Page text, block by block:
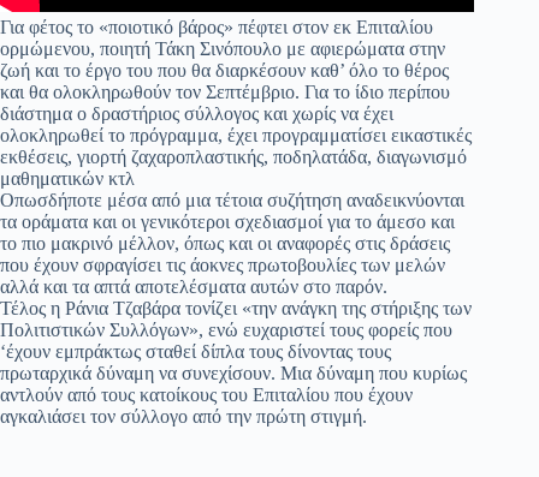
Για φέτος το «ποιοτικό βάρος» πέφτει στον εκ Επιταλίου
ορμώμενου, ποιητή Τάκη Σινόπουλο με αφιερώματα στην
ζωή και το έργο του που θα διαρκέσουν καθ’ όλο το θέρος
και θα ολοκληρωθούν τον Σεπτέμβριο. Για το ίδιο περίπου
διάστημα ο δραστήριος σύλλογος και χωρίς να έχει
ολοκληρωθεί το πρόγραμμα, έχει προγραμματίσει εικαστικές
εκθέσεις, γιορτή ζαχαροπλαστικής, ποδηλατάδα, διαγωνισμό
μαθηματικών κτλ
Οπωσδήποτε μέσα από μια τέτοια συζήτηση αναδεικνύονται
τα οράματα και οι γενικότεροι σχεδιασμοί για το άμεσο και
το πιο μακρινό μέλλον, όπως και οι αναφορές στις δράσεις
που έχουν σφραγίσει τις άοκνες πρωτοβουλίες των μελών
αλλά και τα απτά αποτελέσματα αυτών στο παρόν.
Τέλος η Ράνια Τζαβάρα τονίζει «την ανάγκη της στήριξης των
Πολιτιστικών Συλλόγων», ενώ ευχαριστεί τους φορείς που
‘έχουν εμπράκτως σταθεί δίπλα τους δίνοντας τους
πρωταρχικά δύναμη να συνεχίσουν. Μια δύναμη που κυρίως
αντλούν από τους κατοίκους του Επιταλίου που έχουν
αγκαλιάσει τον σύλλογο από την πρώτη στιγμή.